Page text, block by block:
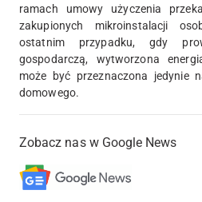
ramach umowy użyczenia
zakupionych mikroinstalacji
ostatnim przypadku, gdy
gospodarczą, wytworzona
może być przeznaczona jedynie
domowego.
Zobacz nas w Google News